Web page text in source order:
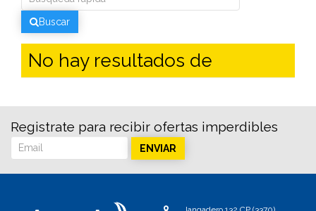
Jujuy
Mendoza
Buscar
No hay resultados de
Registrate para recibir ofertas imperdibles
ENVIAR